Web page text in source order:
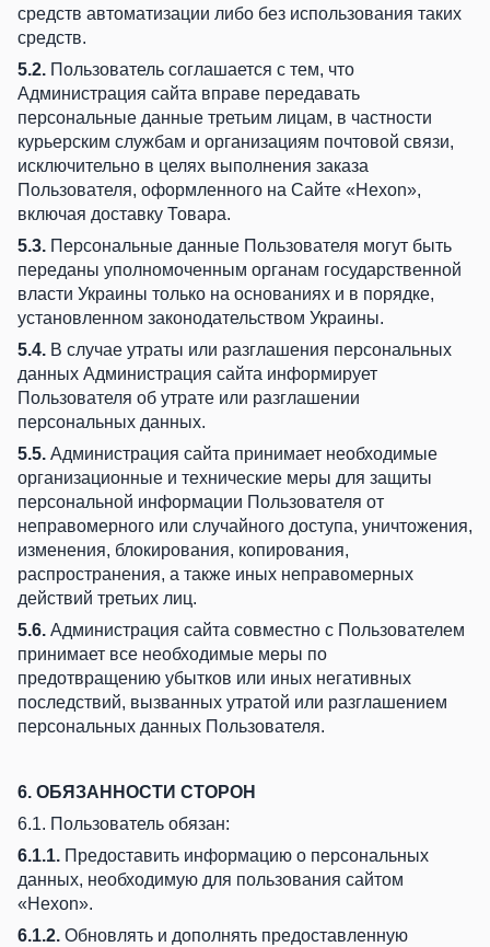
средств автоматизации либо без использования таких
средств.
5.2. Пользователь соглашается с тем, что
Администрация сайта вправе передавать
персональные данные третьим лицам, в частности
курьерским службам и организациям почтовой связи,
исключительно в целях выполнения заказа
Пользователя, оформленного на Сайте «Hexon»,
включая доставку Товара.
5.3. Персональные данные Пользователя могут быть
переданы уполномоченным органам государственной
власти Украины только на основаниях и в порядке,
установленном законодательством Украины.
5.4. В случае утраты или разглашения персональных
данных Администрация сайта информирует
Пользователя об утрате или разглашении
персональных данных.
5.5. Администрация сайта принимает необходимые
организационные и технические меры для защиты
персональной информации Пользователя от
неправомерного или случайного доступа, уничтожения,
изменения, блокирования, копирования,
распространения, а также иных неправомерных
действий третьих лиц.
5.6. Администрация сайта совместно с Пользователем
принимает все необходимые меры по
предотвращению убытков или иных негативных
последствий, вызванных утратой или разглашением
персональных данных Пользователя.
6. ОБЯЗАННОСТИ СТОРОН
6.1. Пользователь обязан:
6.1.1. Предоставить информацию о персональных
данных, необходимую для пользования сайтом
«Hexon».
6.1.2. Обновлять и дополнять предоставленную